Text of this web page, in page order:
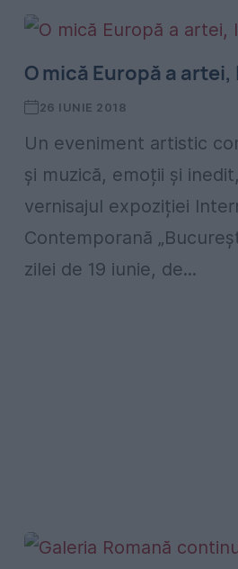
O mică Europă a
26 IUNIE 2018
Un eveniment artistic
și muzică, emoții și
vernisajul expoziției
Contemporană
zilei de 19 iunie, de...